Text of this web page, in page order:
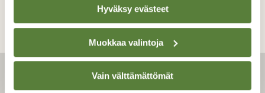
Hyväksy evästeet
Muokkaa valintoja
Vain välttämättömät
LEHTI